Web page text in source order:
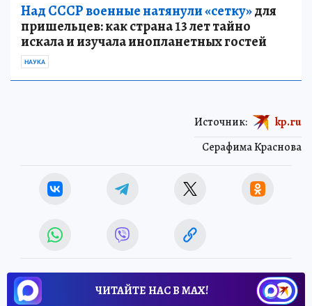
Над СССР военные натянули «сетку»для
пришельцев: как страна 13 лет тайно
искала и изучала инопланетных гостей
НАУКА
Серафима Краснова
Источник: kp.ru
ЧИТАЙТЕ НАС В МАХ!